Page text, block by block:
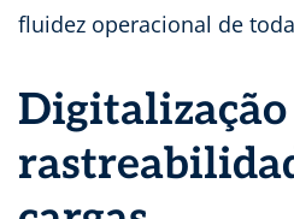
fluidez operacional de
Digitalização